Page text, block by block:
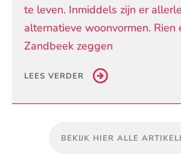
te leven. Inmiddels zijn er
alternatieve woonvormen. Rien
Zandbeek zeggen
LEES VERDER
BEKIJK HIER ALLE